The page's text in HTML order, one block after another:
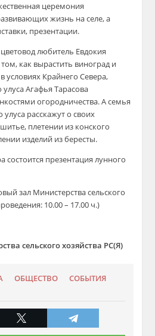
церемония
жизнь на селе, а
презентации.
любитель Евдокия
как вырастить виноград и
условиях Крайнего Севера,
Агафья Тарасова
огородничества. А семья
расскажут о своих
плетении из конского
изделий из бересты.
состоится презентация лунного
зал Министерства сельского
10.00 – 17.00 ч.)
сельского хозяйства РС(Я)
ОБЩЕСТВО СОБЫТИЯ